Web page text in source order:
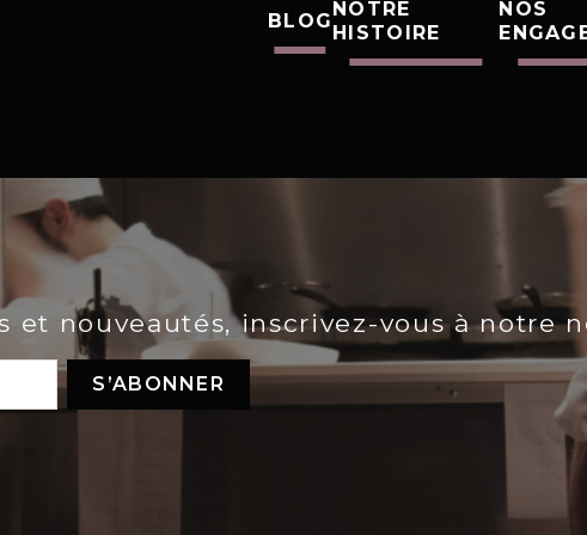
BLOG
NOTRE
HISTOIRE
NOS
et nouveautés, inscrivez-vous à notre